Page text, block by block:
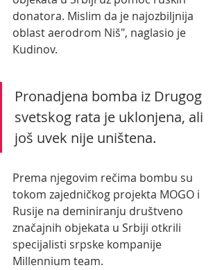
donatora. Mislim da je najozbiljnija
oblast aerodrom Niš", naglasio je
Kudinov.
Pronadjena bomba iz Drugog
svetskog rata je uklonjena, ali
još uvek nije uništena.
Prema njegovim rečima bombu su
tokom zajedničkog projekta MOGO i
Rusije na deminiranju društveno
značajnih objekata u Srbiji otkrili
specijalisti srpske kompanije
Millennium team.